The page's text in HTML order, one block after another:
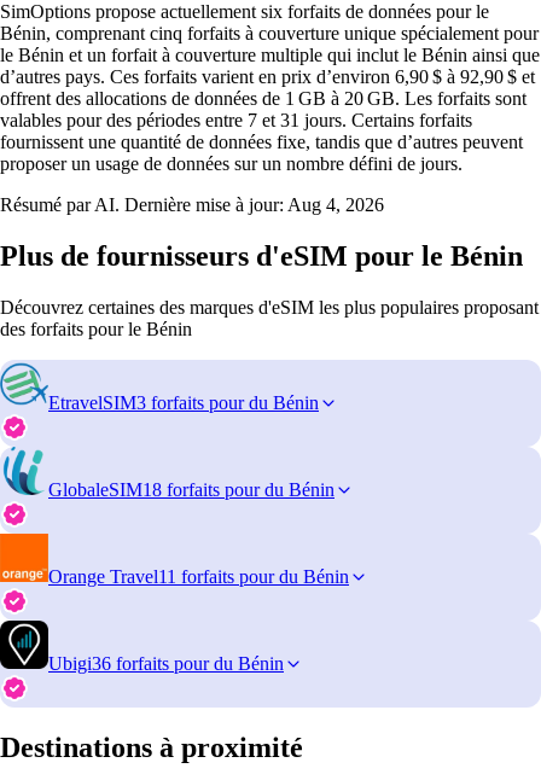
SimOptions propose actuellement six forfaits de données pour le
Bénin, comprenant cinq forfaits à couverture unique spécialement pour
le Bénin et un forfait à couverture multiple qui inclut le Bénin ainsi que
d’autres pays. Ces forfaits varient en prix d’environ 6,90 $ à 92,90 $ et
offrent des allocations de données de 1 GB à 20 GB. Les forfaits sont
valables pour des périodes entre 7 et 31 jours. Certains forfaits
fournissent une quantité de données fixe, tandis que d’autres peuvent
proposer un usage de données sur un nombre défini de jours.
Résumé par AI. Dernière mise à jour: Aug 4, 2026
Plus de fournisseurs d'eSIM pour le Bénin
Découvrez certaines des marques d'eSIM les plus populaires proposant
des forfaits pour le Bénin
EtravelSIM3 forfaits pour du Bénin
GlobaleSIM18 forfaits pour du Bénin
Orange Travel11 forfaits pour du Bénin
Ubigi36 forfaits pour du Bénin
Destinations à proximité